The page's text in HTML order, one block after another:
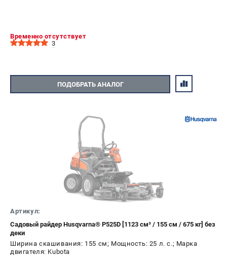
Временно отсутствует
3
ПОДОБРАТЬ АНАЛОГ
Артикул:
Садовый райдер Husqvarna® P525D [1123 см³ / 155 см / 675 кг] без
деки
Ширина скашивания: 155 см; Мощность: 25 л. с.; Марка
двигателя: Kubota